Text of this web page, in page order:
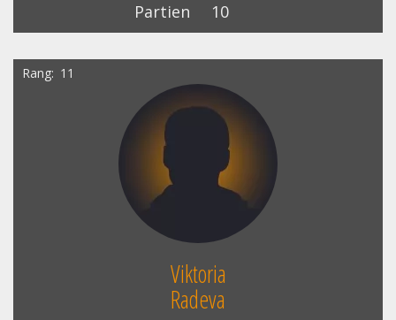
Partien
10
Rang 11
Viktoria
Radeva